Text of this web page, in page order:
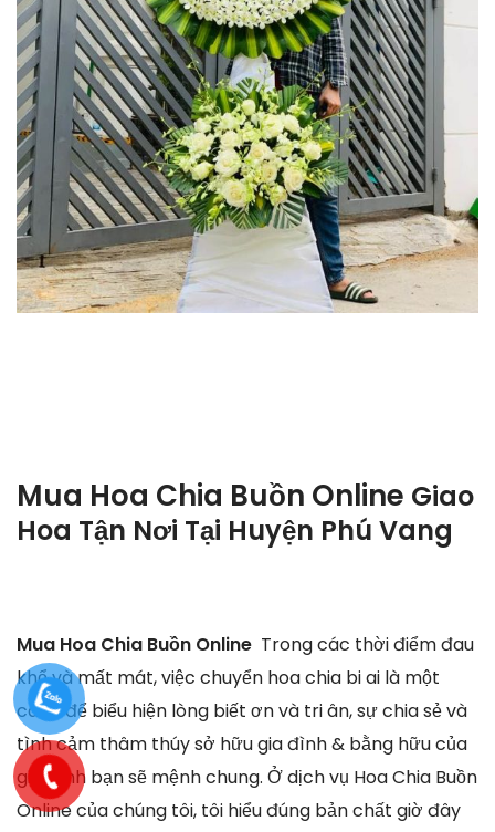
Mua Hoa Chia Buồn Online Giao
Hoa Tận Nơi Tại Huyện Phú Vang
Mua Hoa Chia Buồn Online Trong các thời điểm đau
khổ và mất mát, việc chuyển hoa chia bi ai là một
cách để biểu hiện lòng biết ơn và tri ân, sự chia sẻ và
tình cảm thâm thúy sở hữu gia đình & bằng hữu của
gia đình bạn sẽ mệnh chung. Ở dịch vụ Hoa Chia Buồn
Online của chúng tôi, tôi hiểu đúng bản chất giờ đây